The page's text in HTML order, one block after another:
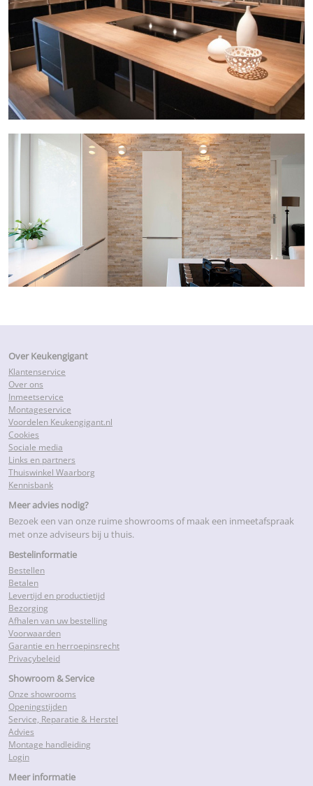
Over Keukengigant
Klantenservice
Over ons
Inmeetservice
Montageservice
Voordelen Keukengigant.nl
Cookies
Sociale media
Links en partners
Thuiswinkel Waarborg
Kennisbank
Meer advies nodig?
Bezoek een van onze ruime showrooms of maak een inmeetafspraak
met onze adviseurs bij u thuis.
Bestelinformatie
Bestellen
Betalen
Levertijd en productietijd
Bezorging
Afhalen van uw bestelling
Voorwaarden
Garantie en herroepinsrecht
Privacybeleid
Showroom & Service
Onze showrooms
Openingstijden
Service, Reparatie & Herstel
Advies
Montage handleiding
Login
Meer informatie